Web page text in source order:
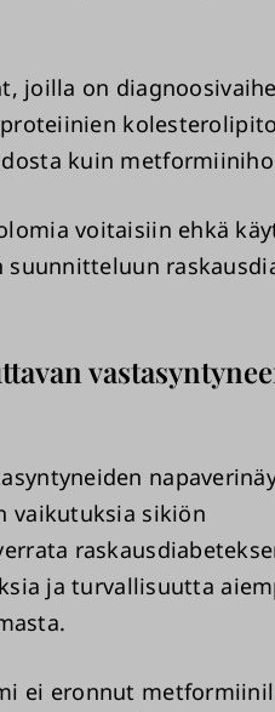
joilla on
kuin
voitaisiin ehkä
vaikutuksia sikiön
ja turvallisuutta
ei eronnut